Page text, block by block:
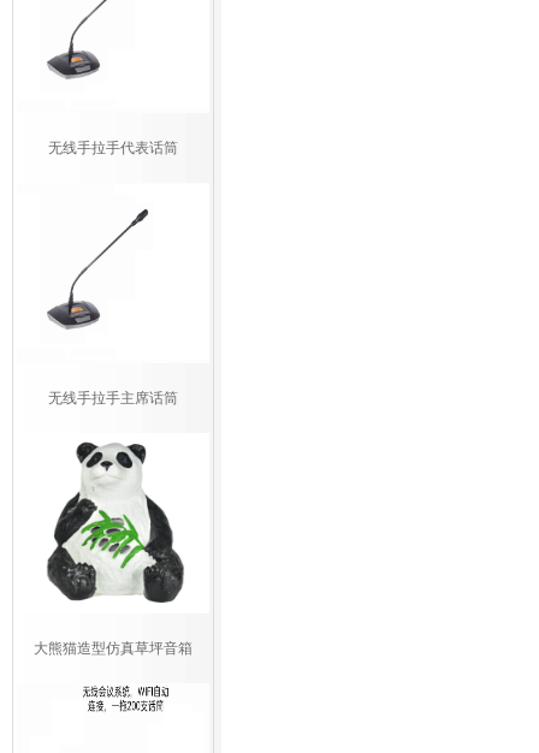
无线手拉手代表话筒
无线手拉手主席话筒
大熊猫造型仿真草坪音箱